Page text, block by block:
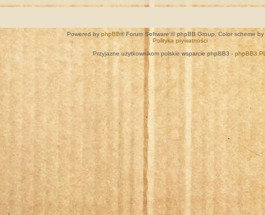
Powered by phpBB® Forum Software © phpBB Group. Color scheme by
Polityka prywatności
Przyjazne użytkownikom polskie wsparcie phpBB3 - phpBB3.PL